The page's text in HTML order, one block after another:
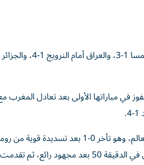
أنهت المنتخبات العربية الثمانية الجولة الأولى من مونديال 2026 بعد خسارة الأردن أمام النمسا 1-3، والعراق أمام النرويج 1-4، والجزائر
طعم الفوز في مباراتها الأولى بعد تعادل المغرب
وفي مباريات الأربعاء، قدم منتخب الأردن مباراة جيدة في ظهوره الأول التاريخيّ في كأس العالم، وهو تأخر 0-1 بعد
شميد عجز الحارس يزيد أبوليلى عن صدها في الدقيقة 21، قبل أن يدرك علي علوان التعادل في الدقيقة 50 بعد مجهود رائع، ثم تقدمت